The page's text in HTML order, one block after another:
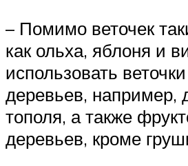
– Помимо веточек
как ольха, яблоня и
использовать
деревьев, например,
тополя, а также
деревьев, кроме